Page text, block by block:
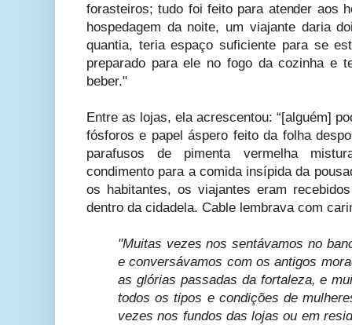
forasteiros; tudo foi feito para atender aos
hospedagem da noite, um viajante daria
quantia, teria espaço suficiente para se
preparado para ele no fogo da cozinha e
beber."
Entre as lojas, ela acrescentou: “[alguém]
fósforos e papel áspero feito da folha
parafusos de pimenta vermelha
condimento para a comida insípida da
os habitantes, os viajantes eram
dentro da cidadela. Cable lembrava com
"Muitas vezes nos sentávamos no
e conversávamos com os antigos
as glórias passadas da fortaleza, e
todos os tipos e condições de
vezes nos fundos das lojas ou em